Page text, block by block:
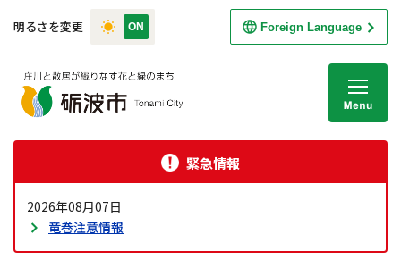
明るさを変更 Foreign Language
緊急情報
2026年08月07日
竜巻注意情報